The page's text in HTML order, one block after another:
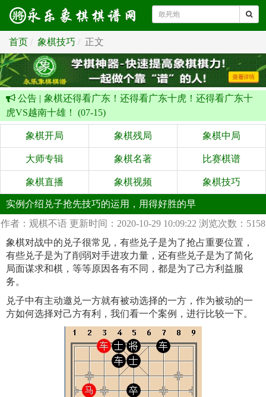
首页 象棋技巧 正文
公告 | 象棋还得看广东！还得看广东十虎！还得看广东十
虎VS越南十雄！ (07-15)
象棋开局 象棋残局 象棋中局
大师专辑 象棋名著 比赛棋谱
象棋直播 象棋视频 象棋技巧
实例介绍兑子抢先技巧的运用，用得好胜的早
作者：观棋不语 更新时间：2020-10-29 10:09:22 浏览次数：5158
象棋对战中的兑子很常见，有些兑子是为了抢占重要位置，
有些兑子是为了削弱对手进攻力量，还有些兑子是为了简化
局面谋求和棋，等等原因各有不同，都是为了己方利益服
务。
兑子中有主动邀兑一方就有被动选择的一方，作为被动的一
方如何选择对己方有利，我们看一个案例，进行比较一下。